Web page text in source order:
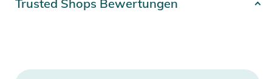
Eco_Stretch-Futter an Rumpf und Beinen für eine bequeme
Plasma_Plush 2.0. Darüber hinaus schließt I_foam-Neopren
Trusted Shops Bewertungen